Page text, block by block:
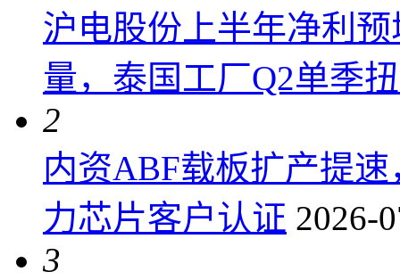
沪电股份上半年净利
量，泰国工厂Q2单季
2
内资ABF载板扩产提
力芯片客户认证 2026-
3